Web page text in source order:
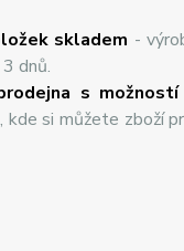
skladem -
dnů.
s
kde si můžete zboží